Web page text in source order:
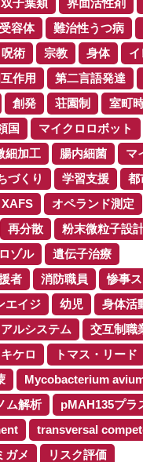
双子葉類 界面活性剤
容体 難治性うつ病
呪術 宗教 身体 イ
作用 第二言語発達
創発 荘園制 室町
国 マイクロロボット
細加工 腸内細菌
マ
づくり 学習支援 都
XAFS オペランド測定
再分散
粉末微粒子設
ゾル
遺伝子治療
者 消防職員 惨事
エイジ 幼児 身体活
ルシステム 交互制職
キケロ トマス・リード
Mycobacterium
ム解析
pMAH135プラ
transversal
ガメ
リスク評価